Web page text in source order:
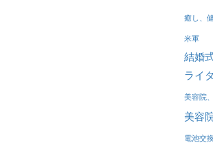
癒し、
米軍
結婚
ライ
美容院
美容
電池交